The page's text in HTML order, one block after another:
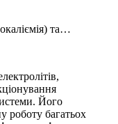
та…
Його
роботу багатьох